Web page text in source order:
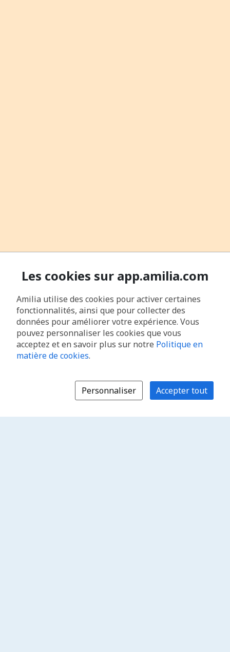
Les cookies sur app.amilia.com
Amilia utilise des cookies pour activer certaines
fonctionnalités, ainsi que pour collecter des
données pour améliorer votre expérience. Vous
pouvez personnaliser les cookies que vous
acceptez et en savoir plus sur notre Politique en
matière de cookies.
Personnaliser Accepter tout